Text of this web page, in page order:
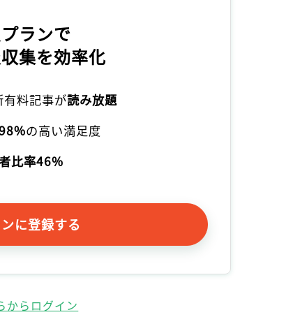
ランで
集を効率化
料記事が読み放題
の高い満足度
比率46%
に登録する
からログイン